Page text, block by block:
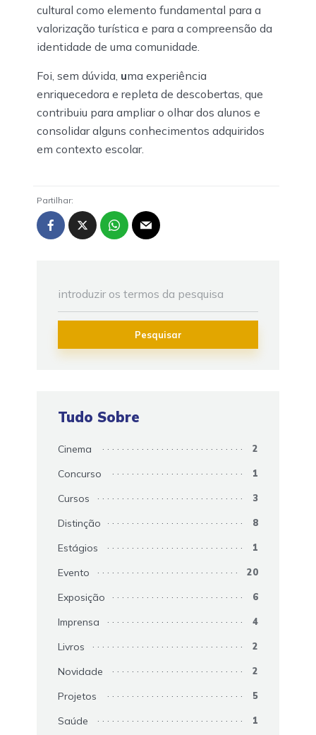
cultural como elemento fundamental para a
valorização turística e para a compreensão da
identidade de uma comunidade.
Foi, sem dúvida, uma experiência
enriquecedora e repleta de descobertas, que
contribuiu para ampliar o olhar dos alunos e
consolidar alguns conhecimentos adquiridos
em contexto escolar.
Partilhar:
Pesquisar
Tudo Sobre
Cinema 2
Concurso 1
Cursos 3
Distinção 8
Estágios 1
Evento 20
Exposição 6
Imprensa 4
Livros 2
Novidade 2
Projetos 5
Saúde 1